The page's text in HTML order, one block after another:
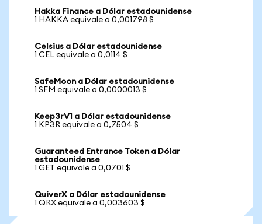
Hakka Finance a Dólar estadounidense
1 HAKKA equivale a 0,001798 $
Celsius a Dólar estadounidense
1 CEL equivale a 0,0114 $
SafeMoon a Dólar estadounidense
1 SFM equivale a 0,0000013 $
Keep3rV1 a Dólar estadounidense
1 KP3R equivale a 0,7504 $
Guaranteed Entrance Token a Dólar
estadounidense
1 GET equivale a 0,0701 $
QuiverX a Dólar estadounidense
1 QRX equivale a 0,003603 $